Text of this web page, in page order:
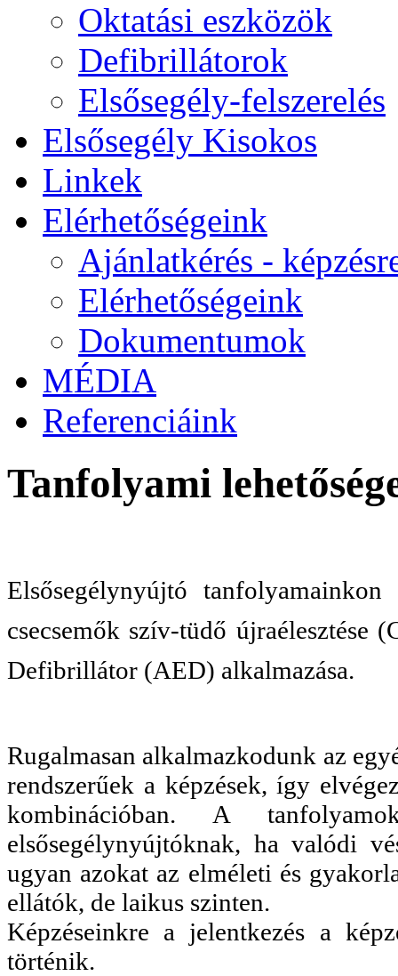
Oktatási eszközök
Defibrillátorok
Elsősegély-felszerelés
Elsősegély Kisokos
Linkek
Elérhetőségeink
Ajánlatkérés -
Elérhetőségeink
Dokumentumok
MÉDIA
Referenciáink
Tanfolyami
Elsősegélynyújtó
csecsemők szív-tüdő újraélesztése
Defibrillátor (AED) alkalmazása.
Rugalmasan alkalmazkodunk az
rendszerűek a képzések, így
kombinációban. A
elsősegélynyújtóknak, ha valódi
ugyan azokat az elméleti és
ellátók, de laikus szinten.
Képzéseinkre a jelentkezés a
történik.